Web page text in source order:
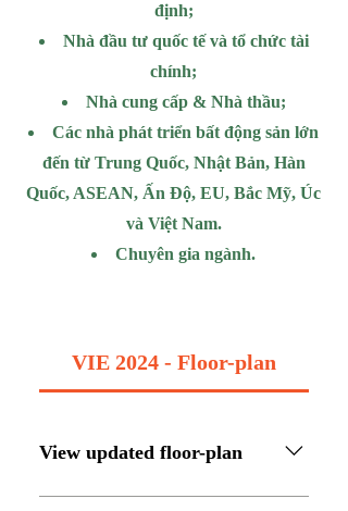
định;
Nhà đầu tư quốc tế và tổ chức tài
chính;
Nhà cung cấp & Nhà thầu;
Các nhà phát triển bất động sản lớn
đến từ Trung Quốc, Nhật Bản, Hàn
Quốc, ASEAN, Ấn Độ, EU, Bắc Mỹ, Úc
và Việt Nam.
Chuyên gia ngành.
VIE 2024 - Floor-plan
View updated floor-plan